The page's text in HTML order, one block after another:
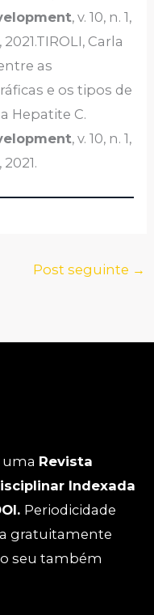
, v. 10, n. 1,
2021.TIROLI, Carla
as
e os tipos de
Hepatite C.
, v. 10, n. 1,
2021.
Post seguinte →
uma Revista
Indexada
Periodicidade
gratuitamente
seu também